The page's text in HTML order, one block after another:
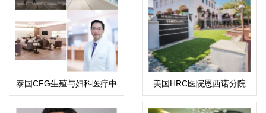
泰国CFG生殖与妇科医疗中
心
美国HRC医院恩西诺分院